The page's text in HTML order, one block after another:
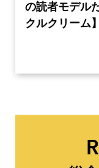
の読者モデル
クルクリーム